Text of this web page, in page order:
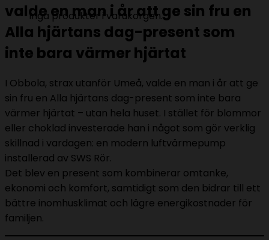
Inga produkter i varukorgen.
valde en man i år att ge sin fru en
Alla hjärtans dag-present som
inte bara värmer hjärtat
I Obbola, strax utanför Umeå, valde en man i år att ge
sin fru en Alla hjärtans dag-present som inte bara
värmer hjärtat – utan hela huset. I stället för blommor
eller choklad investerade han i något som gör verklig
skillnad i vardagen: en modern luftvärmepump
installerad av SWS Rör.
Det blev en present som kombinerar omtanke,
ekonomi och komfort, samtidigt som den bidrar till ett
bättre inomhusklimat och lägre energikostnader för
familjen.